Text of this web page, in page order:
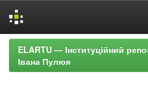
Skip
navigation
ELARTU — Інституційний
Івана Пулюя